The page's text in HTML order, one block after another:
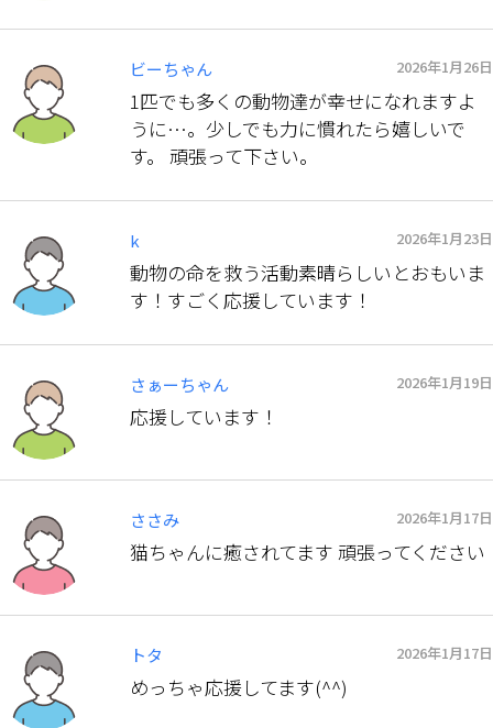
ビーちゃん 2026年1月26日
1匹でも多くの動物達が幸せになれますよ
うに…。少しでも力に慣れたら嬉しいで
す。 頑張って下さい。
k 2026年1月23日
動物の命を救う活動素晴らしいとおもいま
す！すごく応援しています！
さぁーちゃん 2026年1月19日
応援しています！
ささみ 2026年1月17日
猫ちゃんに癒されてます 頑張ってください
トタ 2026年1月17日
めっちゃ応援してます(^^)